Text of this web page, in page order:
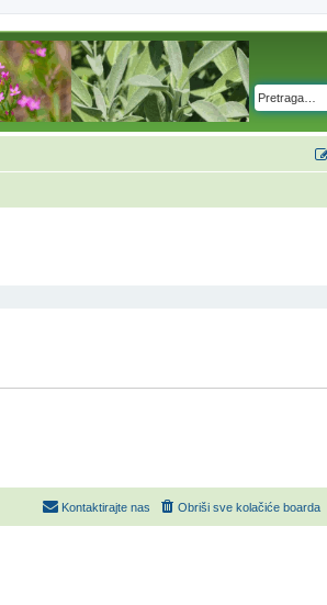
Obriši sve kolačiće boarda
Kontaktirajte nas